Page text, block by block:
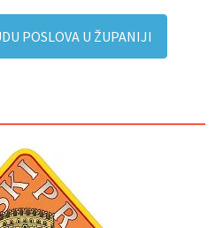
POSLOVA U ŽUPANIJI